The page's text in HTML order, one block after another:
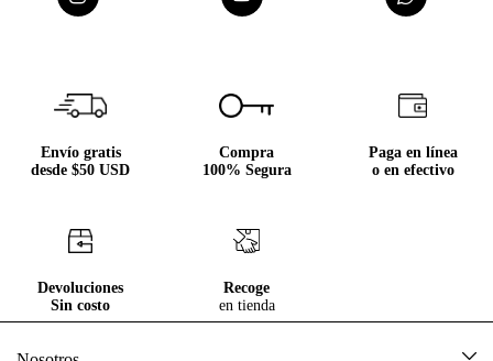
Envío gratis
desde $50 USD
Compra
100% Segura
Paga en línea
o en efectivo
Devoluciones
Sin costo
Recoge
en tienda